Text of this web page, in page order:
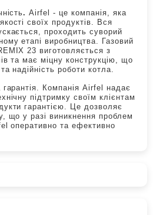
. Airfel - це компанія, яка
своїх продуктів. Вся
проходить суворий
етапі виробництва. Газовий
23 виготовляється з
та має міцну конструкцію, що
надійність роботи котла.
Компанія Airfel надає
підтримку своїм клієнтам
гарантією. Це дозволяє
що у разі виникнення проблем
оперативно та ефективно